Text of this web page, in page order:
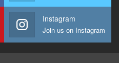
Instagram
Join us on Instagram